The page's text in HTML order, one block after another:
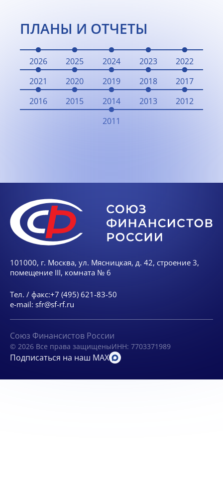
ПЛАНЫ И ОТЧЕТЫ
2026 2025 2024 2023
2022
2021
2020 2019 2018
2017
2016
2015 2014 2013
2012
2011
101000, г. Москва, ул. Мясницкая, д. 42, строение 3,
помещение III, комната № 6
Тел. / факс:+7 (495) 621-83-50
e-mail: sfr@sf-rf.ru
Союз Финансистов России
© 2026 Все права защищеныИНН: 7703371989
Подписаться на наш MAX